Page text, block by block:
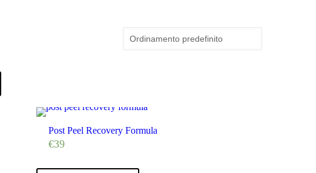
Post Peel Recovery Formula
€39